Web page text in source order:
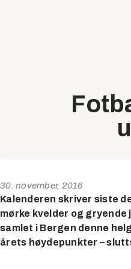
30. november, 2016
Kalenderen skriver siste
mørke kvelder og
samlet i Bergen denne
årets høydepunkter –